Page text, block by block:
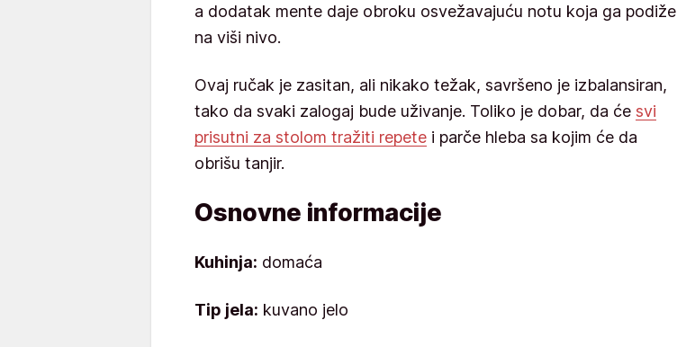
a dodatak mente daje obroku osvežavajuću notu koja ga podiže
na viši nivo.
Ovaj ručak je zasitan, ali nikako težak, savršeno je izbalansiran,
tako da svaki zalogaj bude uživanje. Toliko je dobar, da će svi
prisutni za stolom tražiti repete i parče hleba sa kojim će da
obrišu tanjir.
Osnovne informacije
Kuhinja: domaća
Tip jela: kuvano jelo